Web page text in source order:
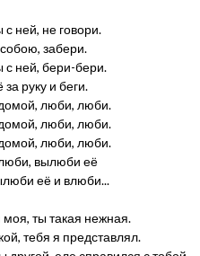
с ней, не говори.
забери.
с ней, бери-бери.
руку и беги.
люби, люби.
люби, люби.
люби, люби.
вылюби её
её и влюби...
ты такая нежная.
тебя я представлял.